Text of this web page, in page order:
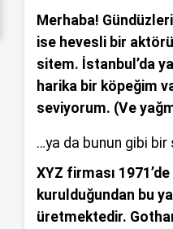
Merhaba!
ise hevesli bir
sitem. İstanbul’da
harika bir köpeğim
seviyorum. (Ve
…ya da bunun gibi bir
XYZ firması
kurulduğundan bu
üretmektedir.